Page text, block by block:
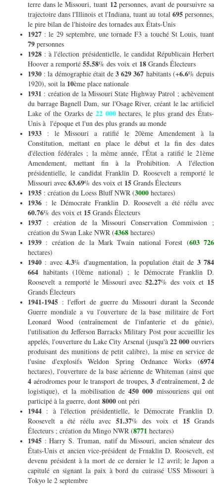
terre dans le Missouri, tuant 12personnes, avant de poursuivre sa
trajectoire dans l'Illinois et l'Indiana, tuant au total 695personnes,
le pire bilan de l'histoire des tornades aux États-Unis
1927 : le 29 septembre, une tornade F3 a touché St Louis, tuant
79 personnes
1928 : à l'élection présidentielle, le candidat Républicain Herbert
Hoover a remporté 55.58% des voix et 18 Grands Électeurs
1930 : la démographie était de3 629 367 habitants (+6.6% depuis
1920), soit la 10ème place nationale
1931 : création de la Missouri State Highway Patrol ; achèvement
du barrage Bagnell Dam, sur l'Osage River, créant le lac artificiel
Lake of the Ozarks de 22 000hectares, le plus grand des États-
Unis à l'époque et l'un des plus grands au monde
1933
: le Missouri a ratifié le 20ème Amendement à la
Constitution, mettant en place le début et la fin des dates
d'élection fédérales ; la même année, l'État a ratifié le 21ème
Amendement, mettant fin à la Prohibition. A l'élection
présidentielle, le candidat Franklin D. Roosevelt a remporté le
Missouri avec 63.69% des voix et 15 Grands Électeurs
1935 : création du Loess Bluff NWR (3000 hectares)
1936 : le Démocrate Franklin D. Roosevelt a été réélu avec
60.76% des voix et 15 Grands Électeurs
1937 : création de la Missouri Conservation Commission ;
création du Swan Lake NWR (4368 hectares)
1939 : création de la Mark Twain national Forest (603 726
hectares)
1940 : avec4.3% d'augmentation, la population était de 3 784
664 habitants (10ème national) ; le Démocrate Franklin D.
Roosevelt a remporté le Missouri avec52.27% des voix et 15
Grands Électeurs
1941-1945 : l'effort de guerre du Missouri durant la Seconde
Guerre mondiale a vu l'ouverture de la base militaire de Fort
Leonard Wood (entraînement de l'infanterie et du génie),
l'utilisation du Jefferson Barracks Military Post pour accueillir les
appelés, l'ouverture du Lake City Arsenal (jusqu'à 22 000 ouvriers
produisant des munitions de petit calibre), la mise en service de
l'usine d'explosifs Weldon Spring Ordnance Works (6974
hectares), l'ouverture de la base aérienne de Whiteman (ainsi que
4 aérodromes pour le transport de troupes,3 d'entraînement,2de
logistique), et la mobilisation de450 000 missouriens qui ont
participé à la guerre, dont 8000 ont péri
1944 : à l'élection présidentielle, le Démocrate Franklin D.
Roosevelt a été réélu avec 51.37% des voix et 15 Grands
Électeurs ; création du Mingo NWR (8771 hectares)
1945 : Harry S. Truman, natif du Missouri, ancien sénateur des
États-Unis et ancien vice-président de Frnaklin D. Roosevelt, est
devenu président à la mort de ce dernier le 12 avril; le Japon a
capitulé en signant la paix à bord du cuirassé USS Missouri à
Tokyo le 2 septembre